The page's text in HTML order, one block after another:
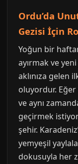
Ordu’da
Gezisi İçin
Yoğun bir
ayırmak ve
aklınıza gelen
oluyordur.
ve aynı
geçirmek
şehir.
yemyeşil
dokusuyla her